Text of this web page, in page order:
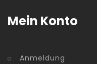
Mein Konto
Anmeldung